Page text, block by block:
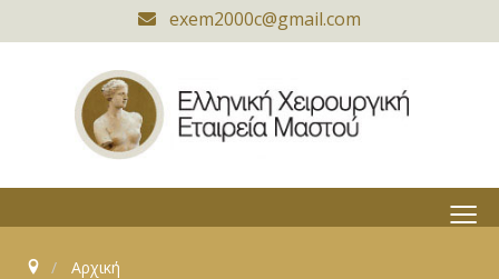
exem2000c@gmail.com
≡
Αρχική